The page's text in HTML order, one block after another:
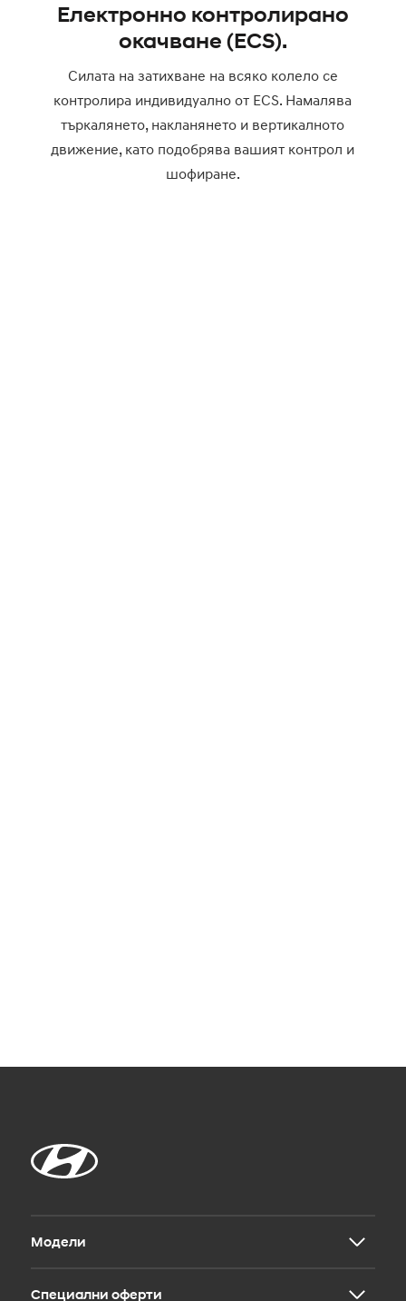
Електронно контролирано
окачване (ECS).
Силата на затихване на всяко колело се
контролира индивидуално от ECS. Намалява
търкалянето, накланянето и вертикалното
движение, като подобрява вашият контрол и
шофиране.
Модели
Специални оферти